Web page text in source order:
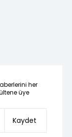
her
üye
Kaydet